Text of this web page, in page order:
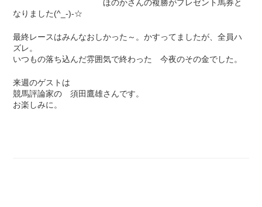
ほのかさんの複勝がプレゼント馬券と
なりました(^_-)-☆
最終レースはみんなおしかった～。かすってましたが、全員ハ
ズレ。
いつもの落ち込んだ雰囲気で終わった 今夜のその金でした。
来週のゲストは
競馬評論家の 須田鷹雄さんです。
お楽しみに。